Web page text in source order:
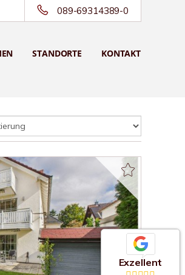
089-69314389-0
STANDORTE KONTAKT
Exzellent